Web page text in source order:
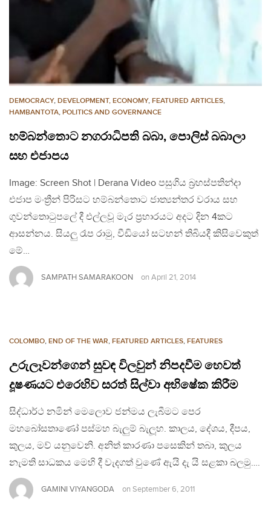
DEMOCRACY, DEVELOPMENT, ECONOMY, FEATURED ARTICLES,
HAMBANTOTA, POLITICS AND GOVERNANCE
හම්බන්තොට නගරාධිපති බබා, පොලිස් බබාලා
සහ එජාපය
Image: Screen Shot | Derana Video පසුගිය බ්‍රහස්පතින්දා
එජාප මංත්‍රීන් පිරිසට හම්බන්තොට ජාත්‍යන්තර වරාය සහ
ගුවන්තොටුපලේ දී එල්ලවූ මැර ප්‍රහාරයට අදට දින 4කට
ආසන්නය. සියලු රෑප රාමු, වීඩියෝ සටහන් තිබියදී කිසිවෙකුත්
මේ…
SAMPATH SAMARAKOON on April 21, 2014
COLOMBO, END OF THE WAR, FEATURED ARTICLES, FEATURES
උරුලෑවන්ගෙන් සුවඳ විලවුන් නිපදවීම හෙවත්
දූෂණයට එරෙහිව සරත් සිල්වා අභිෂේක කිරීම
සිද්ධාර්ථ නමින් මෙලොව ජන්මය ලැබීමට පෙර
මහබෝසතාණෝ පස්මහ බැලුම් බැලූහ. කාලය, දේශය, දීපය,
කුලය, මව් යනුවෙනි. අනිත් කාරණා පසෙකින් තබා, කුලය
නැමති සාධකය මෙහි දී වැදගත් වුණේ ඇයි දැ යි සළකා බලමු….
GAMINI VIYANGODA on September 6, 2011